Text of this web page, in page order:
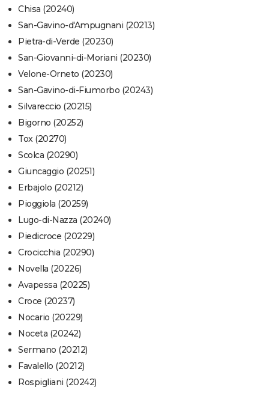
Chisa (20240)
San-Gavino-d'Ampugnani (20213)
Pietra-di-Verde (20230)
San-Giovanni-di-Moriani (20230)
Velone-Orneto (20230)
San-Gavino-di-Fiumorbo (20243)
Silvareccio (20215)
Bigorno (20252)
Tox (20270)
Scolca (20290)
Giuncaggio (20251)
Erbajolo (20212)
Pioggiola (20259)
Lugo-di-Nazza (20240)
Piedicroce (20229)
Crocicchia (20290)
Novella (20226)
Avapessa (20225)
Croce (20237)
Nocario (20229)
Noceta (20242)
Sermano (20212)
Favalello (20212)
Rospigliani (20242)